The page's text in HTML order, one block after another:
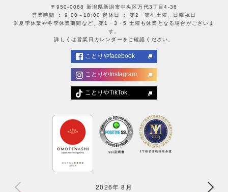
〒950-0088 新潟県新潟市中央区万代3丁目4-36
営業時間 ： 9:00～18:00 定休日 ： 第2・第4 土曜、日曜祝日
※夏季休業や冬季休業期間など、第1・3・5 土曜も休業となる場合がございま
す。
詳しくは営業日カレンダーをご確認ください。
ことりやfacebook
ことりやInstagram
ことりやTikTok
2026年 8月